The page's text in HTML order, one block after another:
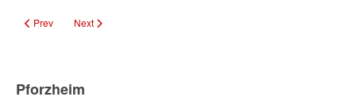
Previous article: Bürgermeisterwahl in Friolzheim am 8. März 2026
Prev Next article: Verzögerungen bei Müllabfuhr in Friolzheim halten
Next
Pforzheim